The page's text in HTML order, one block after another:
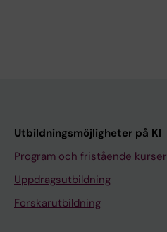
Utbildningsmöjligheter på KI
Program och fristående kurser
Uppdragsutbildning
Forskarutbildning